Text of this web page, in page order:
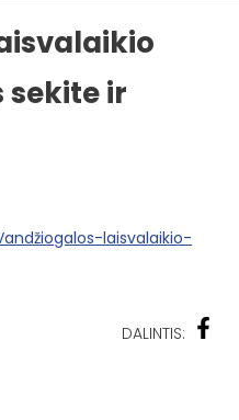
sekite ir
laisvalaikio-
DALINTIS: